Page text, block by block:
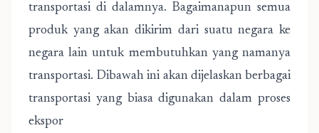
transportasi di dalamnya. Bagaimanapun semua
produk yang akan dikirim dari suatu negara ke
negara lain untuk membutuhkan yang namanya
transportasi. Dibawah ini akan dijelaskan berbagai
transportasi yang biasa digunakan dalam proses
ekspor